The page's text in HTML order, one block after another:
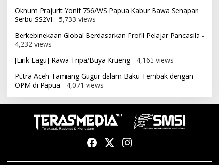
Oknum Prajurit Yonif 756/WS Papua Kabur Bawa Senapan
Serbu SS2VI - 5,733 views
Berkebinekaan Global Berdasarkan Profil Pelajar Pancasila -
4,232 views
[Lirik Lagu] Rawa Tripa/Buya Krueng- 4,163 views
Putra Aceh Tamiang Gugur dalam Baku Tembak dengan
OPM di Papua - 4,071 views